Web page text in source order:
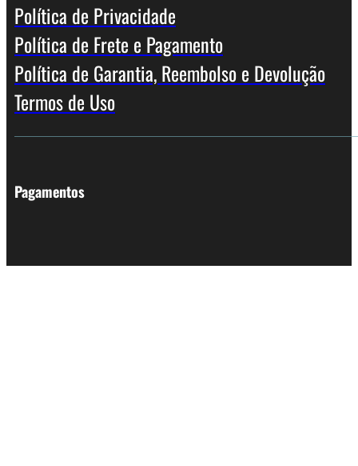
Política de Privacidade
Política de Frete e Pagamento
Política de Garantia, Reembolso e Devolução
Termos de Uso
Pagamentos